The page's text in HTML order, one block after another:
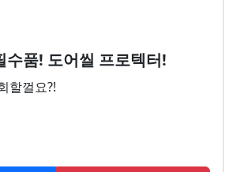
품! 도어씰 프로텍터!
할껄요?!